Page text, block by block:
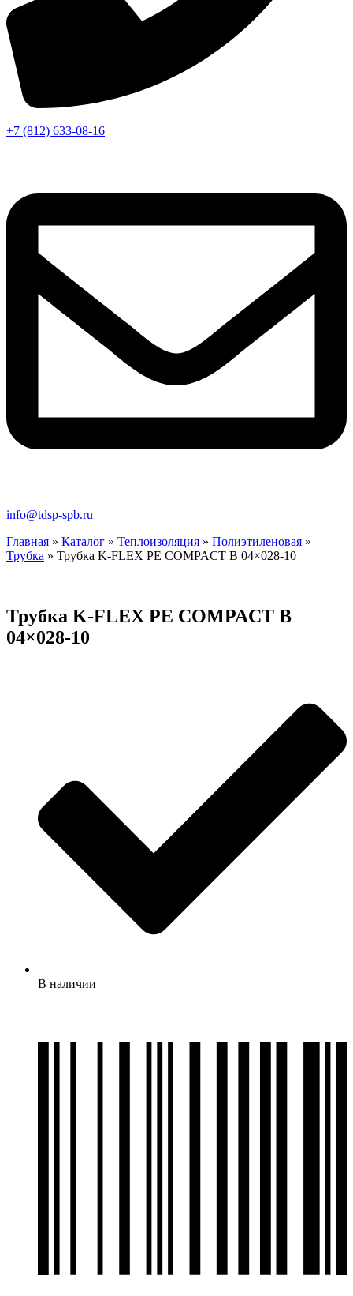
+7 (812) 633-08-16
info@tdsp-spb.ru
Главная » Каталог » Теплоизоляция » Полиэтиленовая »
Трубка » Трубка K-FLEX PE COMPACT B 04×028-10
Трубка K-FLEX PE COMPACT B
04×028-10
В наличии